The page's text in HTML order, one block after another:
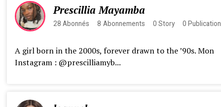
Prescillia Mayamba
28 Abonnés 8 Abonnements 0 Story 0 Publication
A girl born in the 2000s, forever drawn to the ’90s. Mon
Instagram : @prescilliamyb...